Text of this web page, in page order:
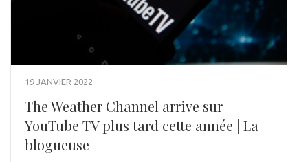
19 JANVIER 2022
The Weather Channel arrive sur
YouTube TV plus tard cette année | La
blogueuse